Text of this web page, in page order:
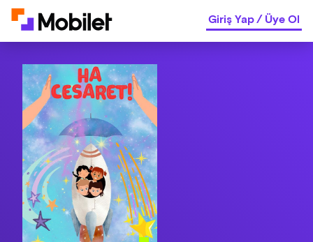
Giriş Yap/Üye Ol